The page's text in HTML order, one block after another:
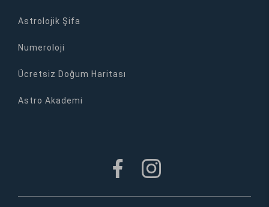
Astrolojik Şifa
Numeroloji
Ücretsiz Doğum Haritası
Astro Akademi